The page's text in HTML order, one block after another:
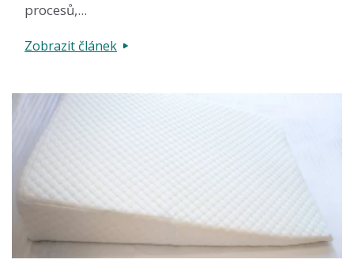
procesů,...
Zobrazit článek